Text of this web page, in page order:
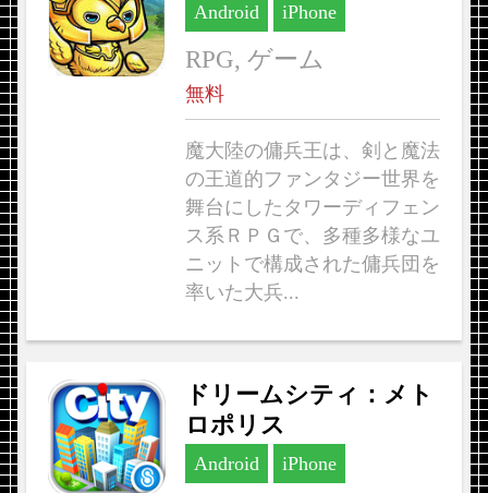
Android iPhone
RPG, ゲーム
無料
魔大陸の傭兵王は、剣と魔法
の王道的ファンタジー世界を
舞台にしたタワーディフェン
ス系ＲＰＧで、多種多様なユ
ニットで構成された傭兵団を
率いた大兵...
ドリームシティ：メト
ロポリス
Android iPhone